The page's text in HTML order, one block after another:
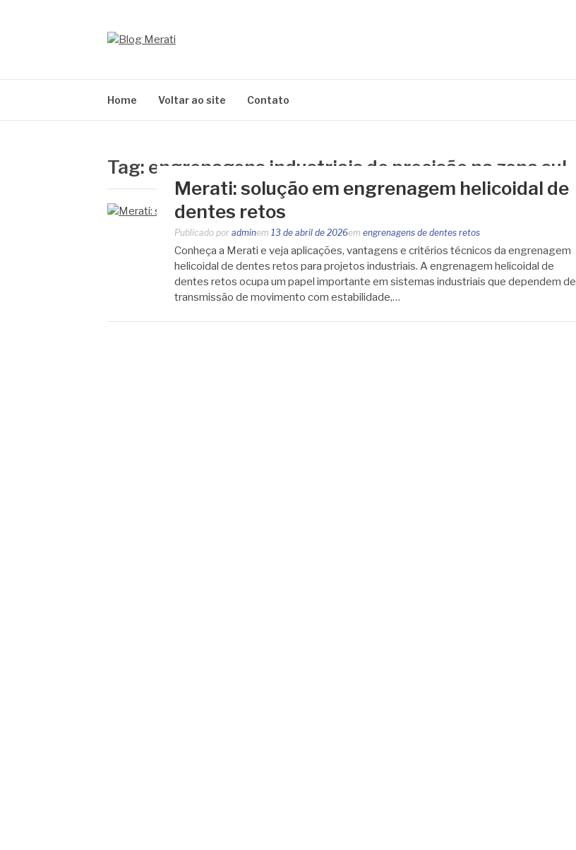
Home Voltar ao site Contato
Tag: engrenagens industriais de precisão na zona sul
Merati: solução em engrenagem helicoidal de
dentes retos
Publicado por adminem 13 de abril de 2026em engrenagens de dentes retos
Conheça a Merati e veja aplicações, vantagens e critérios técnicos da engrenagem
helicoidal de dentes retos para projetos industriais. A engrenagem helicoidal de
dentes retos ocupa um papel importante em sistemas industriais que dependem de
transmissão de movimento com estabilidade,…